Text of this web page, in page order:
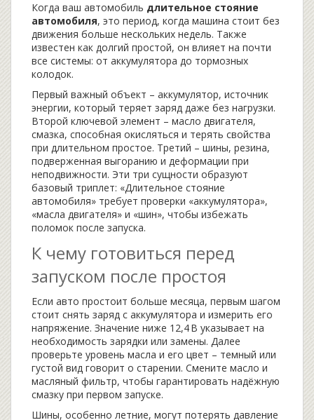
Когда ваш автомобиль длительное стояние
автомобиля, это период, когда машина стоит без
движения больше нескольких недель. Также
известен как долгий простой, он влияет на почти
все системы: от аккумулятора до тормозных
колодок.
Первый важный объект – аккумулятор, источник
энергии, который теряет заряд даже без нагрузки.
Второй ключевой элемент – масло двигателя,
смазка, способная окисляться и терять свойства
при длительном простое. Третий – шины, резина,
подверженная выгоранию и деформации при
неподвижности. Эти три сущности образуют
базовый триплет: «Длительное стояние
автомобиля» требует проверки «аккумулятора»,
«масла двигателя» и «шин», чтобы избежать
поломок после запуска.
К чему готовиться перед
запуском после простоя
Если авто простоит больше месяца, первым шагом
стоит снять заряд с аккумулятора и измерить его
напряжение. Значение ниже 12,4 В указывает на
необходимость зарядки или замены. Далее
проверьте уровень масла и его цвет – темный или
густой вид говорит о старении. Смените масло и
масляный фильтр, чтобы гарантировать надёжную
смазку при первом запуске.
Шины, особенно летние, могут потерять давление